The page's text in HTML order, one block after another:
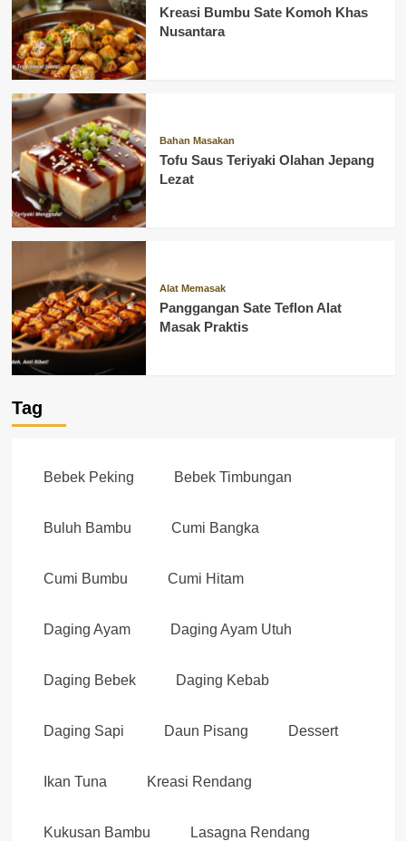
Kreasi Bumbu Sate Komoh Khas
Nusantara
Bahan Masakan
Tofu Saus Teriyaki Olahan Jepang
Lezat
Alat Memasak
Panggangan Sate Teflon Alat
Masak Praktis
Tag
Bebek Peking Bebek Timbungan
Buluh Bambu Cumi Bangka
Cumi Bumbu Cumi Hitam
Daging Ayam Daging Ayam Utuh
Daging Bebek Daging Kebab
Daging Sapi Daun Pisang Dessert
Ikan Tuna Kreasi Rendang
Kukusan Bambu Lasagna Rendang